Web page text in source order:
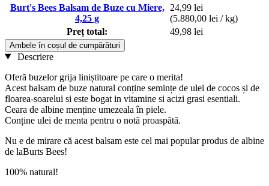
Burt's Bees Balsam de Buze cu Miere,
4,25 g
24,99 lei
(5.880,00 lei / kg)
Preț total:
49,98 lei
Ambele în coșul de cumpărături
Descriere
Oferă buzelor grija liniștitoare pe care o merita!
Acest balsam de buze natural conține semințe de ulei de cocos și de
floarea-soarelui si este bogat in vitamine si acizi grasi esentiali.
Ceara de albine menține umezeala în piele.
Conține ulei de menta pentru o notă proaspătă.
Nu e de mirare că acest balsam este cel mai popular produs de albine
de laBurts Bees!
100% natural!